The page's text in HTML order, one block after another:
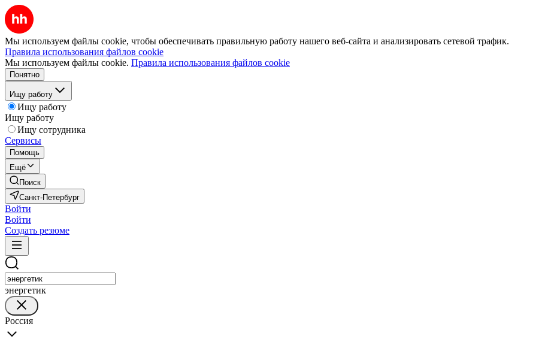
Мы используем файлы cookie, чтобы обеспечивать правильную работу нашего веб-сайта и анализировать сетевой трафик.
Правила использования файлов cookie
Мы используем файлы cookie. Правила использования файлов cookie
Понятно
Ищу работу
Ищу работу
Ищу работу
Ищу сотрудника
Сервисы
Помощь
Ещё
Поиск
Санкт-Петербург
Войти
Войти
Создать резюме
энергетик
Россия